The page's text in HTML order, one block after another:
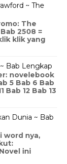
~ The
The
2508 =
klik yang
Bab Lengkap
novelebook
5 Bab 6 Bab
Bab 12 Bab 13
Dunia ~ Bab
word nya,
ini